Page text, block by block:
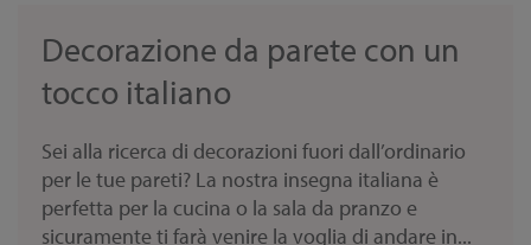
Decorazione da parete con un
tocco italiano
Sei alla ricerca di decorazioni fuori dall’ordinario
per le tue pareti? La nostra insegna italiana è
perfetta per la cucina o la sala da pranzo e
sicuramente ti farà venire la voglia di andare in...